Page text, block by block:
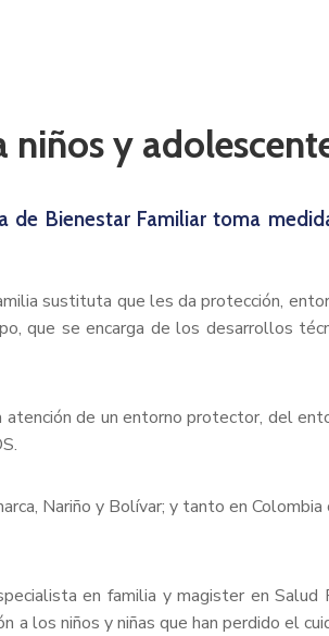
y
Bienestar Familiar toma
sustituta que les da protección,
que se encarga de los desarrollos
de un entorno protector, del
Nariño y Bolívar; y tanto en
en familia y magister en Salud
los niños y niñas que han perdido el